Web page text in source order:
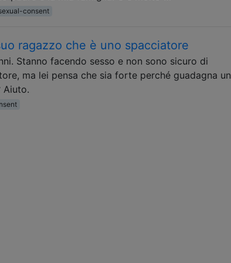
consent
ragazzo che è uno spacciatore
Stanno facendo sesso e non sono sicuro di
ma lei pensa che sia forte perché guadagna un
Aiuto.